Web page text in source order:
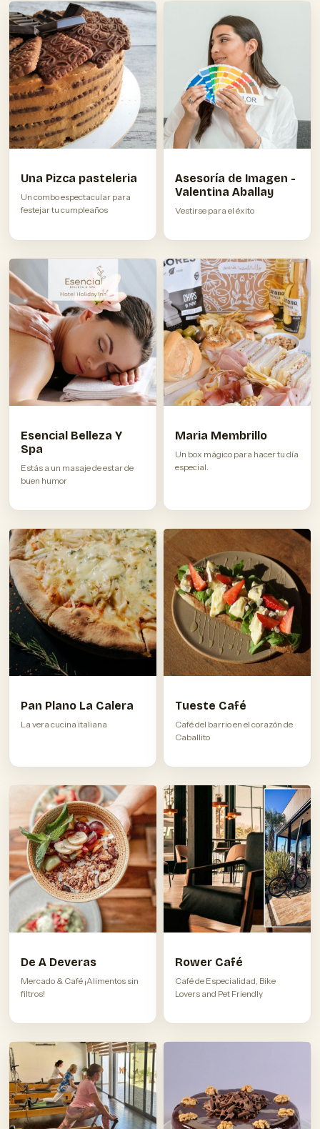
Una Pizca pasteleria
Un combo espectacular para
festejar tu cumpleaños
Asesoría de Imagen -
Valentina Aballay
Vestirse para el éxito
Esencial Belleza Y
Spa
Estás a un masaje de estar de
buen humor
Maria Membrillo
Un box mágico para hacer tu día
especial.
Pan Plano La Calera
La vera cucina italiana
Tueste Café
Café del barrio en el corazón de
Caballito
De A Deveras
Mercado & Café ¡Alimentos sin
filtros!
Rower Café
Café de Especialidad, Bike
Lovers and Pet Friendly